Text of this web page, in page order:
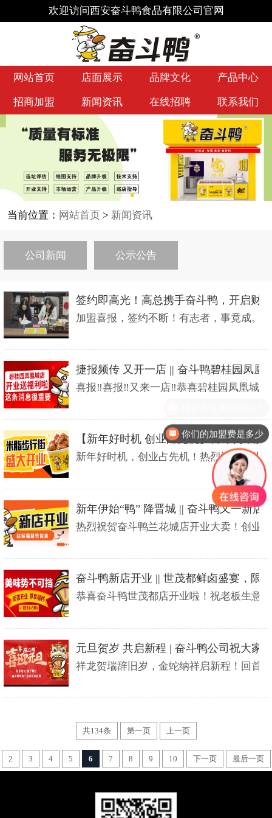
欢迎访问西安奋斗鸭食品有限公司官网
网站首页 店面展示 品牌文化 产品中心
招商加盟 新闻资讯 在线招聘 联系我们
当前位置： 网站首页> 新闻资讯
公司新闻 公示公告
签约即高光！高总携手奋斗鸭，开启财
加盟喜报，签约不断！有志者，事竟成。
捷报频传 又开一店 || 奋斗鸭碧桂园凤凰
喜报‼喜报‼又来一店‼恭喜碧桂园凤凰城
【新年好时机 创业占先机】奋斗鸭米
新年好时机，创业占先机！热烈祝贺奋斗
新年伊始“鸭” 降晋城 || 奋斗鸭又一新店
热烈祝贺奋斗鸭兰花城店开业大卖！创业
奋斗鸭新店开业 || 世茂都鲜卤盛宴，限
恭喜奋斗鸭世茂都店开业啦！祝老板生意
元旦贺岁 共启新程 | 奋斗鸭公司祝大家
祥龙贺瑞辞旧岁，金蛇纳祥启新程！回首
共134条 第一页 上一页
2 3 4 5 6 7 8 9 10 下一页 最后一页
你们的加盟费是多少